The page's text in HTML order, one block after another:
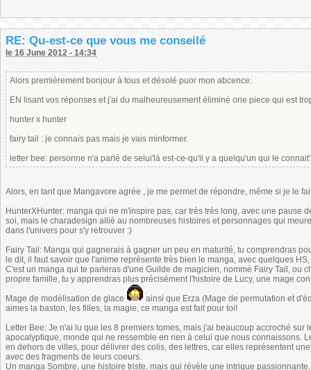
RE: Qu-est-ce que vous me conseilé
le 16 June 2012 - 14:34
Alors premièrement bonjour à tous et désolé puor mon abcence:
EN lisant vos réponses et j'ai du malheureusement éliminé one piece qui est
hunter x hunter
fairy tail : je connais pas mais je vais minformer.
letter bee: personne n'a parlé de selui'là est-ce-qu'il y a quelqu'un qui le
Alors, en tant que Mangavore agrée , je me permet de répondre, même si je le
HunterXHunter: manga qui ne m'inspire pas, car très très long, avec une pause
soi, mais le charadesign allié au nombreuses histoires et personnages qui
dans l'univers pour s'y retrouver :)
Fairy Tail: Manga qui gagnerais à gagner un peu en maturité, tu comprendras
le dit, il faut savoir que l'anime représente très bien le manga, avec quelques
C'est un manga qui te parleras d'une Guilde de magicien, nommé Fairy Tail, ou
propre famille, tu y apprendras plus précisément l'histoire de Lucy, une mage
Mage de modélisation de glace
ainsi que Erza (Mage de permutation et
aimes la baston, les filles, la magie, ce manga est fait pour toi!
Letter Bee: Je n'ai lu que les 8 premiers tomes, mais j'ai beaucoup accroché
apocalyptique, monde qui ne ressemble en rien à celui que nous connaissons.
en dehors de villes, pour délivrer des colis, des lettres, car elles représentent
avec des fragments de leurs coeurs.
Un manga Sombre, une histoire triste, mais qui révèle une intrigue passionnante.